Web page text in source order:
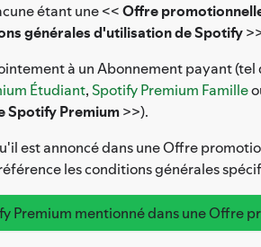
étant une <<Offre
générales d'utilisation de Spotify
à un Abonnement payant
Étudiant, Spotify Premium Famille
Spotify Premium>>).
est annoncé dans une Offre
les conditions générales
Premium mentionné dans une Offre